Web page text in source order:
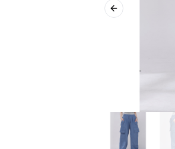
Previous slide